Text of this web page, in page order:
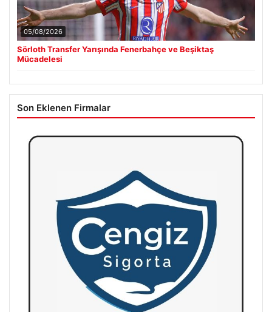
05/08/2026
Sörloth Transfer Yarışında Fenerbahçe ve Beşiktaş
Mücadelesi
Son Eklenen Firmalar